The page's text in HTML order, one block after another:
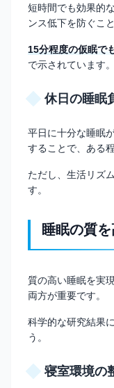
短時間でも効果的
ンス低下を防ぐこ
15分程度の仮眠で
で示されています。
休日の睡眠
平日に十分な睡眠
することで、ある
ただし、生活リズ
す。
睡眠の質
質の高い睡眠を実
両方が重要です。
科学的な研究結果
う。
寝室環境の